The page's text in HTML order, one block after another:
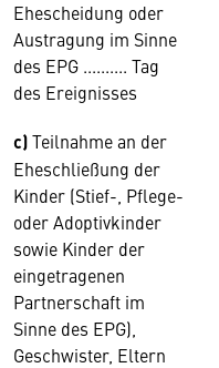
Ehescheidung oder
Austragung im Sinne
des EPG .......... Tag
des Ereignisses
c)Teilnahme an der
Eheschließung der
Kinder (Stief-, Pflege-
oder Adoptivkinder
sowie Kinder der
eingetragenen
Partnerschaft im
Sinne des EPG),
Geschwister, Eltern